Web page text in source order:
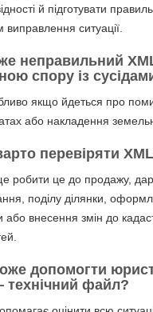
й підготувати
виправлення ситуації.
неправильний
спору із
якщо йдеться про
або накладення
перевіряти
робити це до продажу,
поділу ділянки,
або внесення змін до
допомогти
технічний файл?